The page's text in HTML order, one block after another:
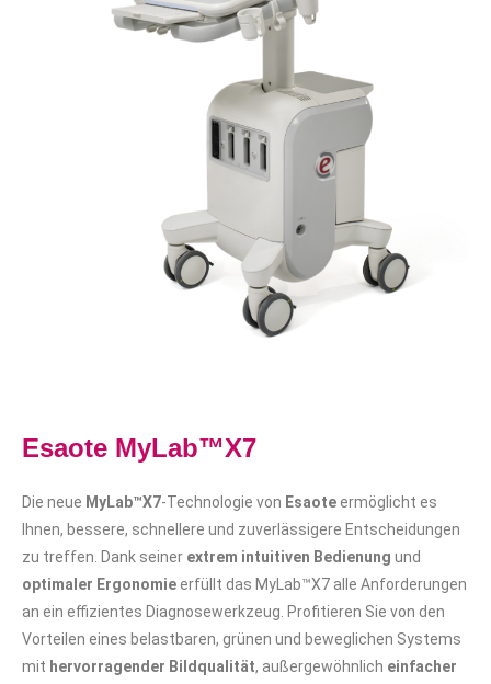
Esaote MyLab™X7
Die neue MyLab™X7-Technologie von Esaoteermöglicht es
Ihnen, bessere, schnellere und zuverlässigere Entscheidungen
zu treffen. Dank seiner extrem intuitiven Bedienung und
optimaler Ergonomieerfüllt das MyLab™X7 alle Anforderungen
an ein effizientes Diagnosewerkzeug. Profitieren Sie von den
Vorteilen eines belastbaren, grünen und beweglichen Systems
mit hervorragender Bildqualität, außergewöhnlich einfacher